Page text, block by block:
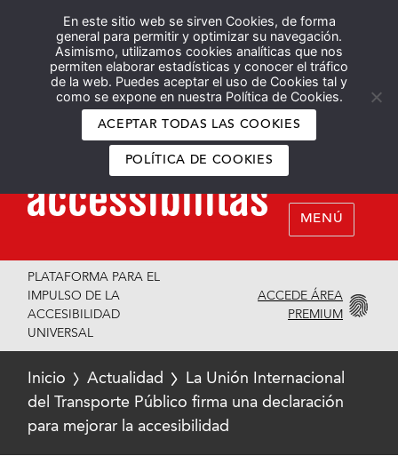
En este sitio web se sirven Cookies, de forma
general para permitir y optimizar su navegación.
Asimismo, utilizamos cookies analíticas que nos
permiten elaborar estadísticas y conocer el tráfico
de la web. Puedes aceptar el uso de Cookies tal y
como se expone en nuestra Política de Cookies.
ACEPTAR TODAS LAS COOKIES
POLÍTICA DE COOKIES
Español English
MENÚ
PLATAFORMA PARA EL
IMPULSO DE LA
ACCESIBILIDAD
UNIVERSAL
ACCEDE ÁREA
PREMIUM
Inicio Actualidad
La Unión Internacional
del Transporte Público firma una declaración
para mejorar la accesibilidad